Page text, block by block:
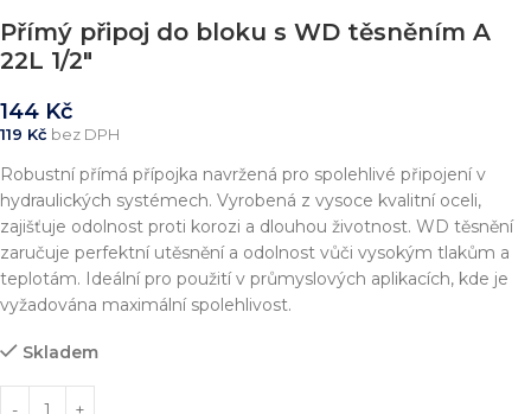
Přímý připoj do bloku s WD těsněním A
22L 1/2″
144 Kč
119 Kč bez DPH
Robustní přímá přípojka navržená pro spolehlivé připojení v
hydraulických systémech. Vyrobená z vysoce kvalitní oceli,
zajišťuje odolnost proti korozi a dlouhou životnost. WD těsnění
zaručuje perfektní utěsnění a odolnost vůči vysokým tlakům a
teplotám. Ideální pro použití v průmyslových aplikacích, kde je
vyžadována maximální spolehlivost.
Skladem